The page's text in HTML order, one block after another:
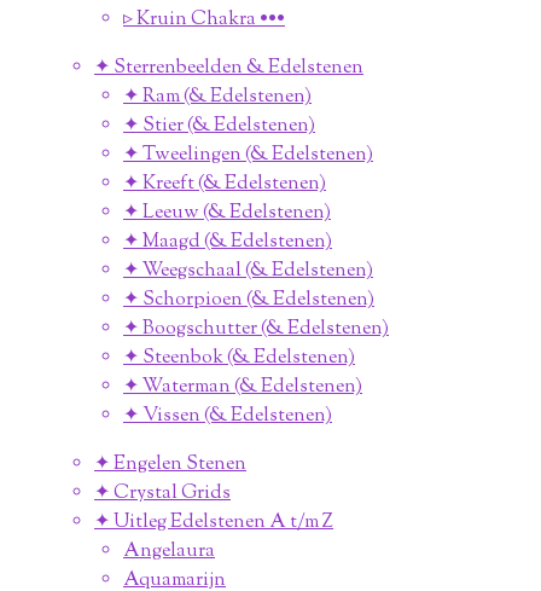
▹ Kruin Chakra •••
✦ Sterrenbeelden & Edelstenen
✦ Ram (& Edelstenen)
✦ Stier (& Edelstenen)
✦ Tweelingen (& Edelstenen)
✦ Kreeft (& Edelstenen)
✦ Leeuw (& Edelstenen)
✦ Maagd (& Edelstenen)
✦ Weegschaal (& Edelstenen)
✦ Schorpioen (& Edelstenen)
✦ Boogschutter (& Edelstenen)
✦ Steenbok (& Edelstenen)
✦ Waterman (& Edelstenen)
✦ Vissen (& Edelstenen)
✦ Engelen Stenen
✦ Crystal Grids
✦ Uitleg Edelstenen A t/m Z
Angelaura
Aquamarijn